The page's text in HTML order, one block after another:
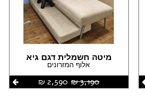
מיטה חשמלית דגם גיא
אלוף המזרונים
3,190 ‏₪
2,590 ‏₪